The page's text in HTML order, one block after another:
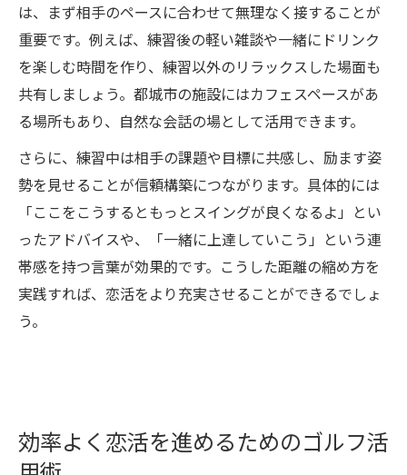
は、まず相手のペースに合わせて無理なく接することが
重要です。例えば、練習後の軽い雑談や一緒にドリンク
を楽しむ時間を作り、練習以外のリラックスした場面も
共有しましょう。都城市の施設にはカフェスペースがあ
る場所もあり、自然な会話の場として活用できます。
さらに、練習中は相手の課題や目標に共感し、励ます姿
勢を見せることが信頼構築につながります。具体的には
「ここをこうするともっとスイングが良くなるよ」とい
ったアドバイスや、「一緒に上達していこう」という連
帯感を持つ言葉が効果的です。こうした距離の縮め方を
実践すれば、恋活をより充実させることができるでしょ
う。
効率よく恋活を進めるためのゴルフ活